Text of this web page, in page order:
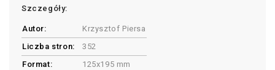
Szczegóły:
Autor:
Krzysztof Piersa
Liczba stron:
352
Format:
125x195 mm